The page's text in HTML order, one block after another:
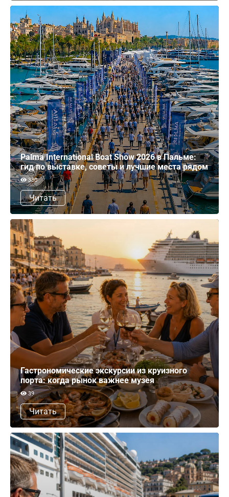
Palma International Boat Show 2026 в Пальме:
гид по выставке, советы и лучшие места рядом
380
Читать
Гастрономические экскурсии из круизного
порта: когда рынок важнее музея
39
Читать